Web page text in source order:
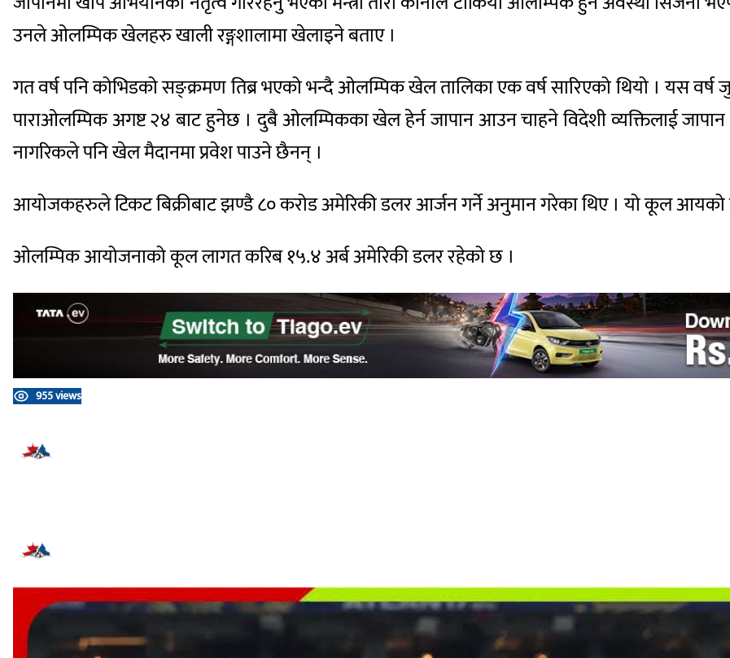
उनले ओलम्पिक खेलहरु खाली रङ्गशालामा खेलाइने बताए ।
गत वर्ष पनि कोभिडको सङ्क्रमण तिब्र भएको भन्दै ओलम्पिक खेल तालिका एक वर्ष सारिएको थियो । यस
पाराओलम्पिक अगष्ट २४ बाट हुनेछ । दुबै ओलम्पिकका खेल हेर्न जापान आउन चाहने विदेशी व्यक्तिलाई
नागरिकले पनि खेल मैदानमा प्रवेश पाउने छैनन् ।
आयोजकहरुले टिकट बिक्रीबाट झण्डै ८० करोड अमेरिकी डलर आर्जन गर्ने अनुमान गरेका थिए । यो कूल आयको
ओलम्पिक आयोजनाको कूल लागत करिब १५.४ अर्ब अमेरिकी डलर रहेको छ ।
955 views